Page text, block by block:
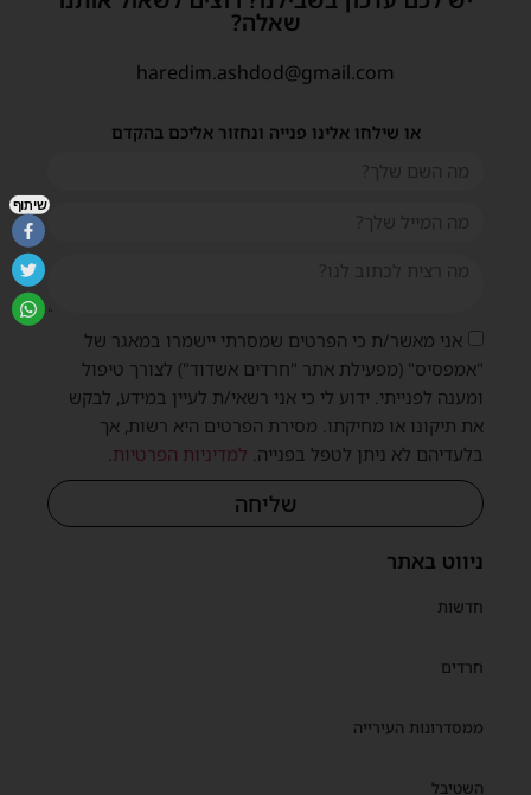
ניווט באתר
חדשות
חרדים
ממסדרונות העירייה
השטיבל
שאלה?
haredim.ashdod@gmail.com
או שילחו אלינו פנייה ונחזור אליכם בהקדם
אני מאשר/ת כי הפרטים שמסרתי יישמרו במאגר של
"אמפסיס" (מפעילת אתר "חרדים אשדוד") לצורך טיפול
ומענה לפנייתי. ידוע לי כי אני רשאי/ת לעיין במידע, לבקש
את תיקונו או מחיקתו. מסירת הפרטים היא רשות, אך
בלעדיהם לא ניתן לטפל בפנייה. למדיניות הפרטיות
שליחה
שיתוף